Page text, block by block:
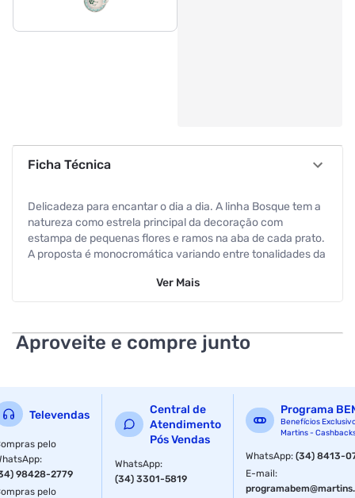
Ficha Técnica
Delicadeza para encantar o dia a dia. A linha Bosque tem a
natureza como estrela principal da decoração com
estampa de pequenas flores e ramos na aba de cada prato.
A proposta é monocromática variando entre tonalidades da
de Chá 200mL; Pode ser levado ao: Micro-ondas, Lava-
Código de Barras: 7891361434510
Dimensões: 41,0 x 27,0 x 9,5cm
Peso Líquido: 3132 g
Peso Bruto: 3135 g
Ver Mais
Aproveite e compre junto
Televendas
pelo
:
98428-2779
pelo
Central de
Atendimento
Pós Vendas
WhatsApp:
(34) 3301-5819
Programa
Benefícios
Martins -
WhatsApp:(34) 8413-
E-mail: